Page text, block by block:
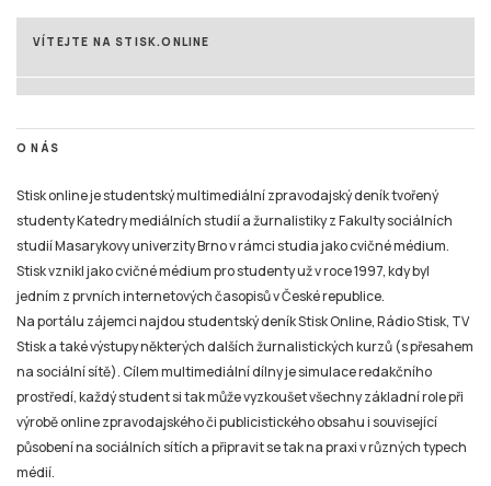
VÍTEJTE NA STISK.ONLINE
O NÁS
Stisk online je studentský multimediální zpravodajský deník tvořený
studenty Katedry mediálních studií a žurnalistiky z Fakulty sociálních
studií Masarykovy univerzity Brno v rámci studia jako cvičné médium.
Stisk vznikl jako cvičné médium pro studenty už v roce 1997, kdy byl
jedním z prvních internetových časopisů v České republice.
Na portálu zájemci najdou studentský deník Stisk Online, Rádio Stisk, TV
Stisk a také výstupy některých dalších žurnalistických kurzů (s přesahem
na sociální sítě). Cílem multimediální dílny je simulace redakčního
prostředí, každý student si tak může vyzkoušet všechny základní role při
výrobě online zpravodajského či publicistického obsahu i související
působení na sociálních sítích a připravit se tak na praxi v různých typech
médií.